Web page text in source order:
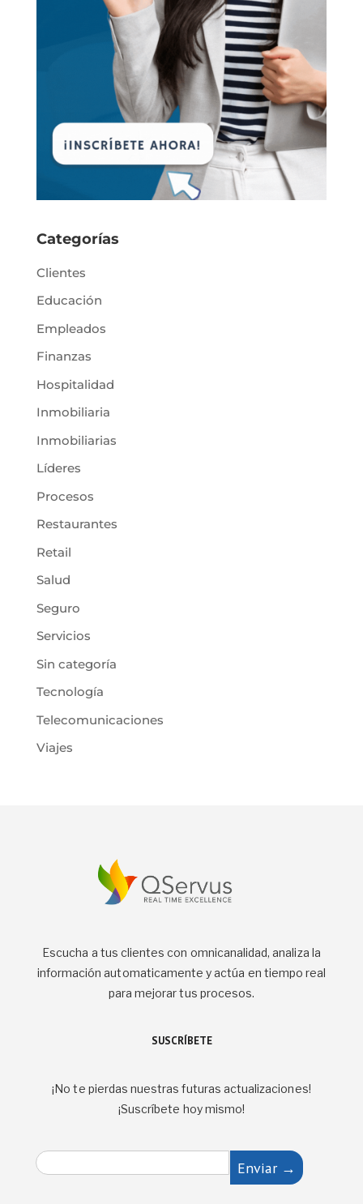
Categorías
Clientes
Educación
Empleados
Finanzas
Hospitalidad
Inmobiliaria
Inmobiliarias
Líderes
Procesos
Restaurantes
Retail
Salud
Seguro
Servicios
Sin categoría
Tecnología
Telecomunicaciones
Viajes
Escucha a tus clientes con omnicanalidad, analiza la
información automaticamente y actúa en tiempo real
para mejorar tus procesos.
SUSCRÍBETE
¡No te pierdas nuestras futuras actualizaciones!
¡Suscríbete hoy mismo!
E
m
Enviar →